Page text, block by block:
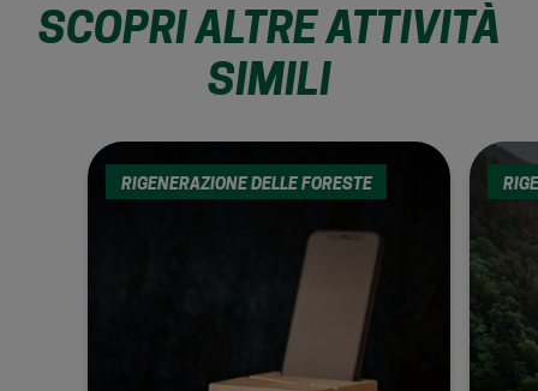
SCOPRI ALTRE ATTIVITÀ
SIMILI
RIGENERAZIONE DELLE FORESTE